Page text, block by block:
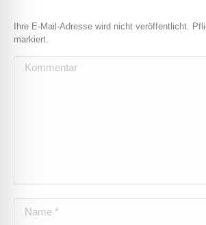
Ihre E-Mail-Adresse wird nicht veröffentlicht.
markiert.
Kommentar
Name *